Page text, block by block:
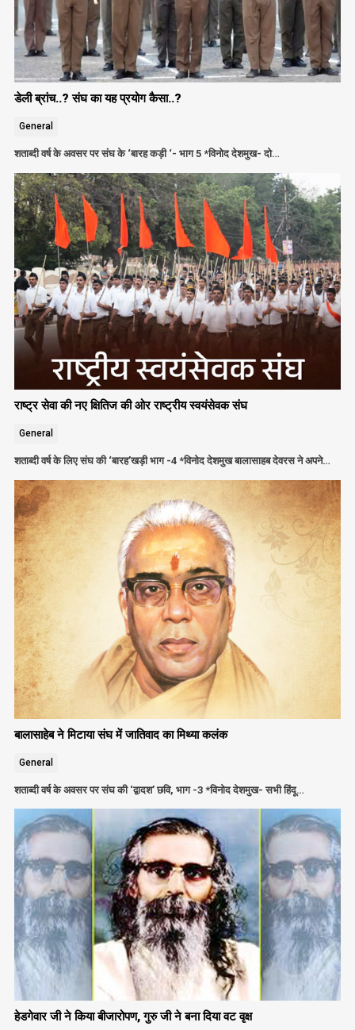
डेली ब्रांच..? संघ का यह प्रयोग कैसा..?
General
शताब्दी वर्ष के अवसर पर संघ के ‘बारह कड़ी ‘- भाग 5 *विनोद देशमुख- दो…
राष्ट्र सेवा की नए क्षितिज की ओर राष्ट्रीय स्वयंसेवक संघ
General
शताब्दी वर्ष के लिए संघ की ‘बारह’खड़ी भाग -4 *विनोद देशमुख बालासाहब देवरस ने अपने…
बालासाहेब ने मिटाया संघ में जातिवाद का मिथ्या कलंक
General
शताब्दी वर्ष के अवसर पर संघ की ‘द्वादश’ छवि, भाग -3 *विनोद देशमुख- सभी हिंदू…
हेडगेवार जी ने किया बीजारोपण, गुरु जी ने बना दिया वट वृक्ष